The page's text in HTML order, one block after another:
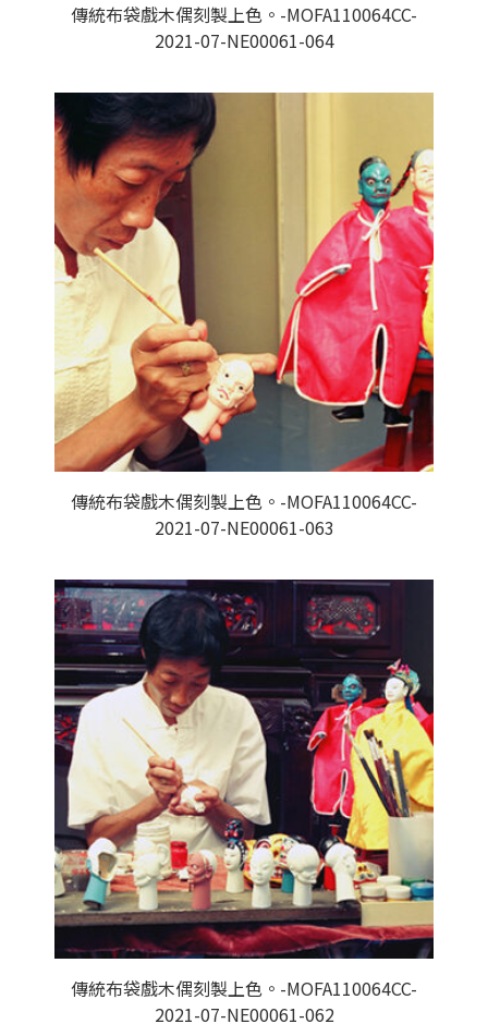
傳統布袋戲木偶刻製上色。-MOFA110064CC-
2021-07-NE00061-064
傳統布袋戲木偶刻製上色。-MOFA110064CC-
2021-07-NE00061-063
傳統布袋戲木偶刻製上色。-MOFA110064CC-
2021-07-NE00061-062